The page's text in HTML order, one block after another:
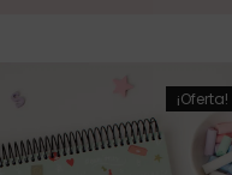
¡Oferta!